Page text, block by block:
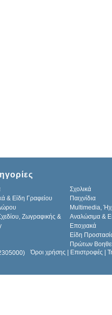
Σχολικά
& Είδη Γραφείου
Παιχνίδια
Multimedia,
Ζωγραφικής &
Αναλώσιμα &
Εποχιακά
Είδη
Πρώτων
Όροι χρήσης Επιστροφές